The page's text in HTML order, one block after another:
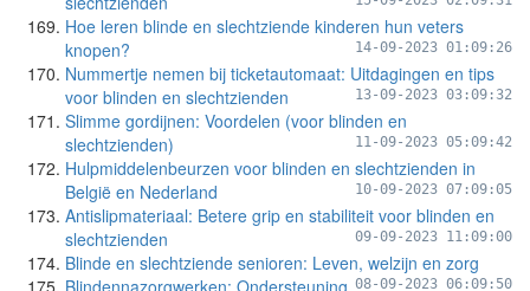
Hoe leren blinde en slechtziende kinderen hun veters
knopen?
14-09-2023 01:09:26
Nummertje nemen bij ticketautomaat: Uitdagingen en tips
voor blinden en slechtzienden
13-09-2023 03:09:32
Slimme gordijnen: Voordelen (voor blinden en
slechtzienden)
11-09-2023 05:09:42
Hulpmiddelenbeurzen voor blinden en slechtzienden in
België en Nederland
10-09-2023 07:09:05
Antislipmateriaal: Betere grip en stabiliteit voor blinden en
slechtzienden
09-09-2023 11:09:00
Blinde en slechtziende senioren: Leven, welzijn en zorg
08-09-2023 06:09:50
Blindennazorgwerken: Ondersteuning